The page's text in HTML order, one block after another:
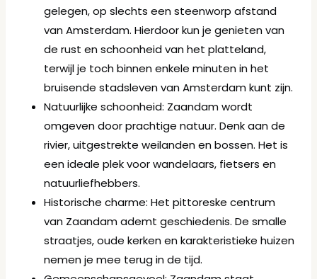
gelegen, op slechts een steenworp afstand
van Amsterdam. Hierdoor kun je genieten van
de rust en schoonheid van het platteland,
terwijl je toch binnen enkele minuten in het
bruisende stadsleven van Amsterdam kunt zijn.
Natuurlijke schoonheid: Zaandam wordt
omgeven door prachtige natuur. Denk aan de
rivier, uitgestrekte weilanden en bossen. Het is
een ideale plek voor wandelaars, fietsers en
natuurliefhebbers.
Historische charme: Het pittoreske centrum
van Zaandam ademt geschiedenis. De smalle
straatjes, oude kerken en karakteristieke huizen
nemen je mee terug in de tijd.